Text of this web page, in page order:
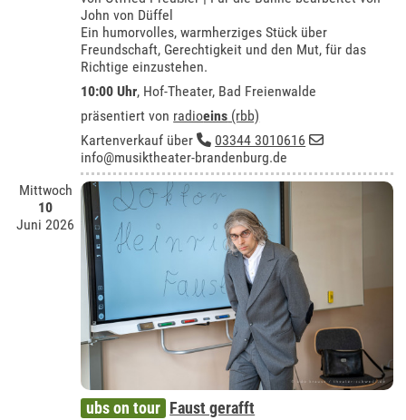
John von Düffel
Ein humorvolles, warmherziges Stück über
Freundschaft, Gerechtigkeit und den Mut, für das
Richtige einzustehen.
10:00 Uhr, Hof-Theater, Bad Freienwalde
präsentiert von radioeins (rbb)
Kartenverkauf über
03344 3010616
info@musiktheater-brandenburg.de
Mittwoch
10
Juni 2026
ubs on tour Faust gerafft